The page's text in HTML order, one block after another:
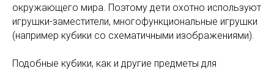
окружающего мира. Поэтому дети охотно используют
игрушки-заместители, многофункциональные игрушки
(например кубики со схематичными изображениями).
Подобные кубики, как и другие предметы для